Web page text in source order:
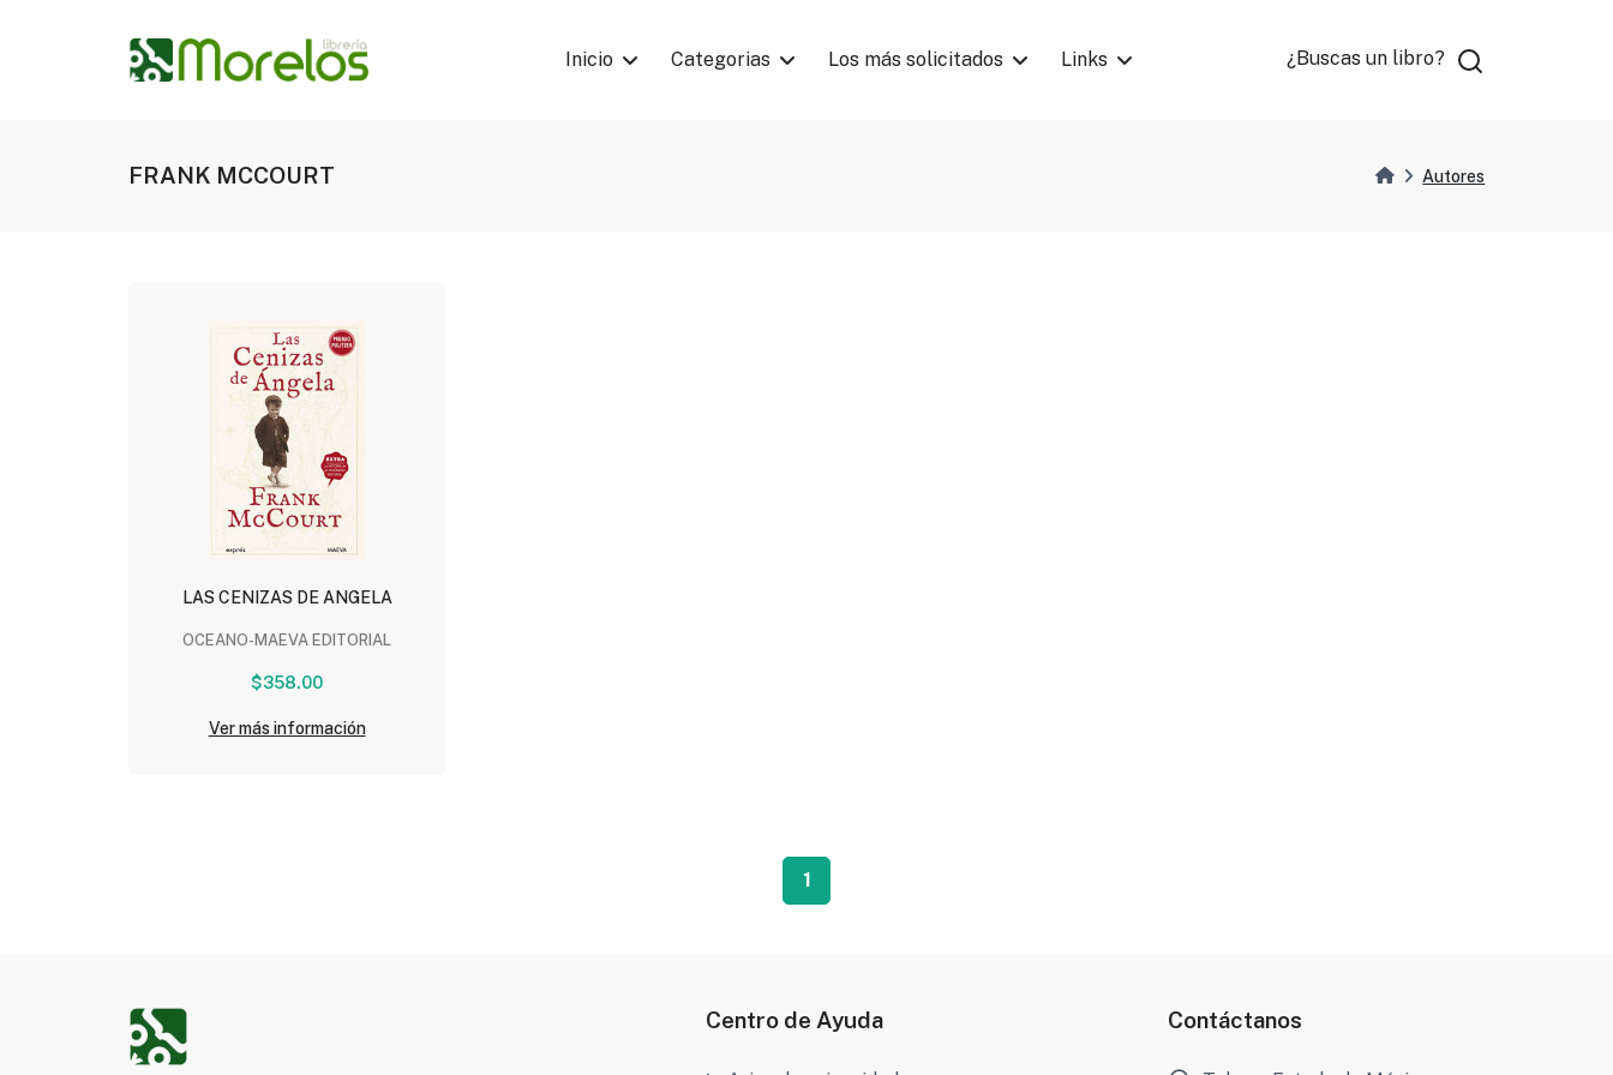
Inicio Categorias Los más solicitados Links ¿Buscas un libro?
FRANK MCCOURT Autores
LAS CENIZAS DE ANGELA
OCEANO-MAEVA EDITORIAL
$358.00
Ver más información
1
Centro de Ayuda Contáctanos